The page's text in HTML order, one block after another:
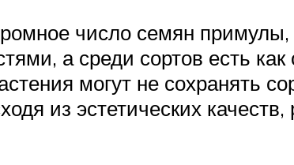
число семян
а среди сортов есть
могут не сохранять
из эстетических